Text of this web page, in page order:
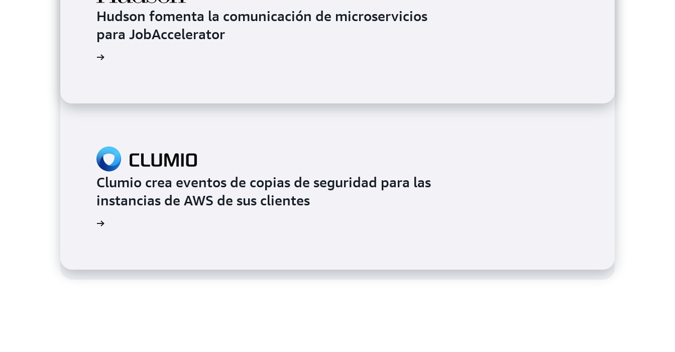
Hudson fomenta la comunicación de microservicios
para JobAccelerator
Clumio crea eventos de copias de seguridad para las
instancias de AWS de sus clientes
Taco Bell satisface la demanda de entrega de los
clientes con la tecnología sin servidor en AWS